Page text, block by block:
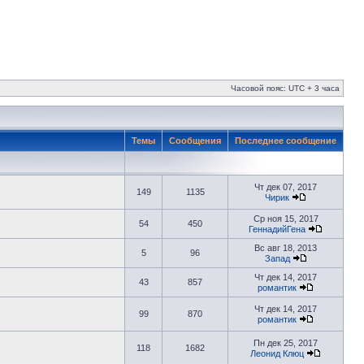
Часовой пояс: UTC + 3 часа
Темы Сообщения Последнее сообщение
149 1135
Чт дек 07, 2017
Чирик
54 450
Ср ноя 15, 2017
ГеннадийГена
5 96
Вс авг 18, 2013
Запад
43 857
Чт дек 14, 2017
романтик
99 870
Чт дек 14, 2017
романтик
118 1682
Пн дек 25, 2017
Леонид Клюц